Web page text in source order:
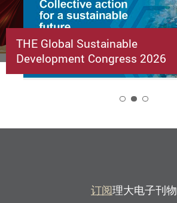
THE Global Sustainable
Development Congress 2026
订阅理大电子刊物